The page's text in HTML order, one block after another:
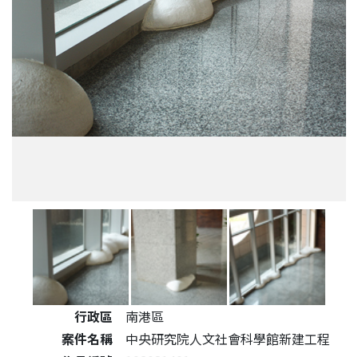
公共藝術作品詳細資料
行政區
南港區
案件名稱
中央研究院人文社會科學館新建工程